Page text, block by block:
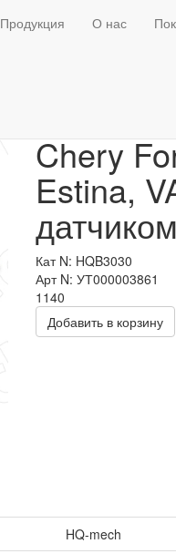
Продукция О нас
Chery
Estina,
Кат N: HQB3030
Арт N: УТ000003861
1140
Добавить в корзину
HQ-mech